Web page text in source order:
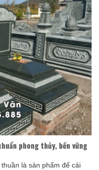
phong thủy, bền vững
là sản phẩm để cải